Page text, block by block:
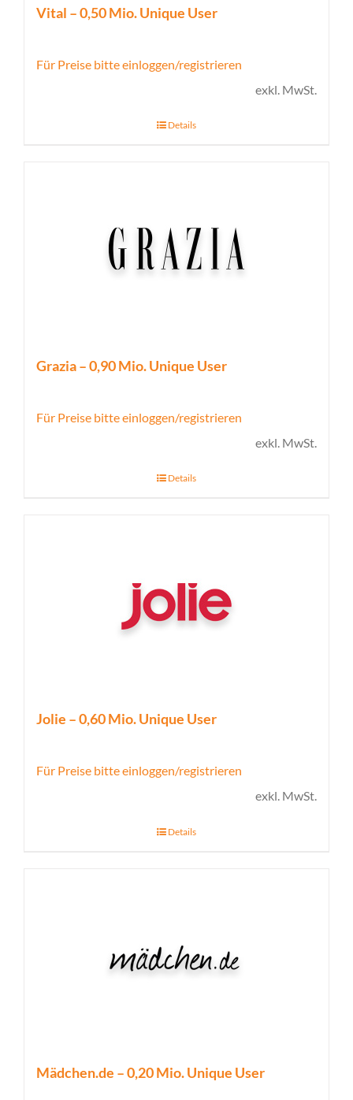
Vital – 0,50 Mio. Unique User
Für Preise bitte einloggen/registrieren
exkl. MwSt.
Details
Grazia – 0,90 Mio. Unique User
Für Preise bitte einloggen/registrieren
exkl. MwSt.
Details
Jolie – 0,60 Mio. Unique User
Für Preise bitte einloggen/registrieren
exkl. MwSt.
Details
Mädchen.de – 0,20 Mio. Unique User